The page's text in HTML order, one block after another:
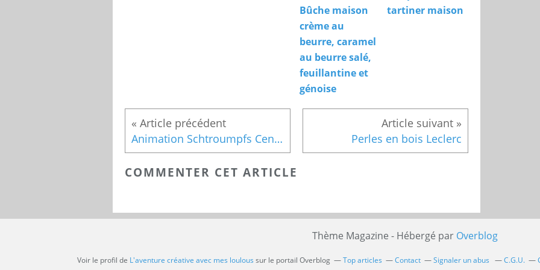
Bûche maison
crème au
beurre, caramel
au beurre salé,
feuillantine et
génoise
tartiner maison
Animation Schtroumpfs Centre Commercial Les 3 Fontaines (95) Perles en bois Leclerc
COMMENTER CET ARTICLE
Thème Magazine - Hébergé par Overblog
Voir le profil de L'aventure créative avec mes loulous sur le portail Overblog Top articles Contact Signaler un abus C.G.U.